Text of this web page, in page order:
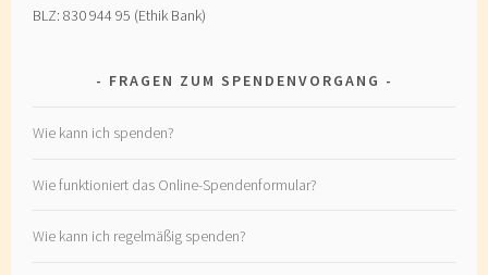
BLZ: 830 944 95 (Ethik Bank)
FRAGEN ZUM SPENDENVORGANG
Wie kann ich spenden?
Wie funktioniert das Online-Spendenformular?
Wie kann ich regelmäßig spenden?